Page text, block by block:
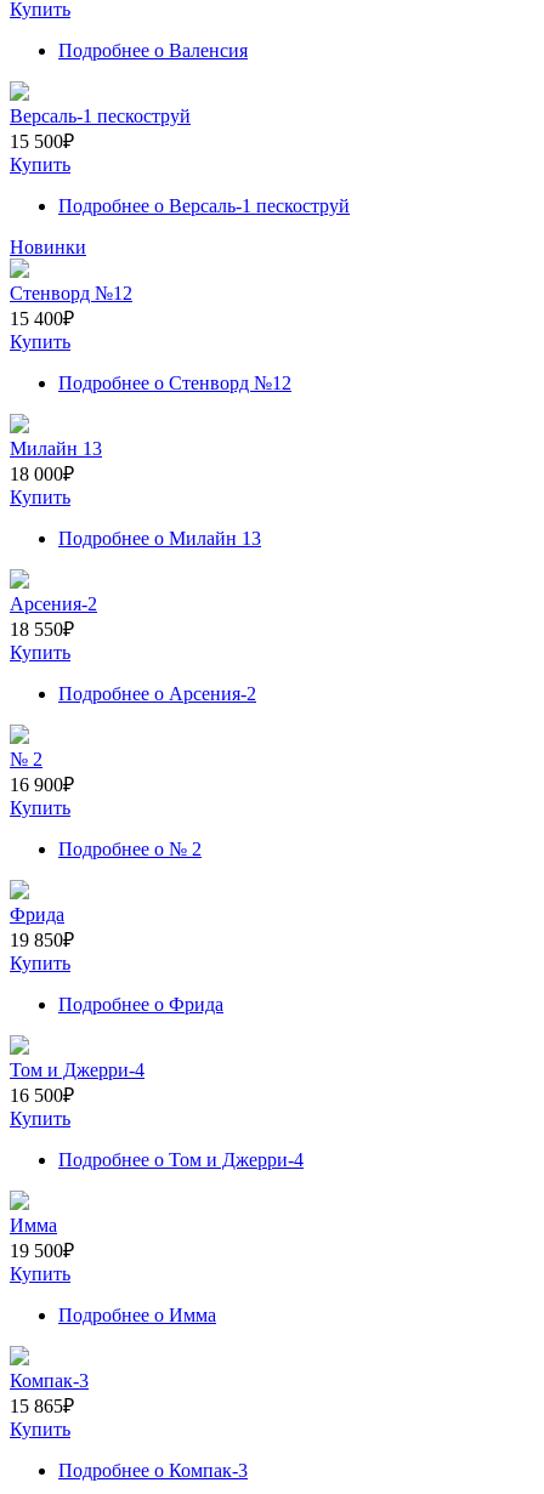
Купить
Подробнее о Валенсия
Версаль-1 пескоструй
15 500₽
Купить
Подробнее о Версаль-1 пескоструй
Новинки
Стенворд №12
15 400₽
Купить
Подробнее о Стенворд №12
Милайн 13
18 000₽
Купить
Подробнее о Милайн 13
Арсения-2
18 550₽
Купить
Подробнее о Арсения-2
№ 2
16 900₽
Купить
Подробнее о № 2
Фрида
19 850₽
Купить
Подробнее о Фрида
Том и Джерри-4
16 500₽
Купить
Подробнее о Том и Джерри-4
Имма
19 500₽
Купить
Подробнее о Имма
Компак-3
15 865₽
Купить
Подробнее о Компак-3